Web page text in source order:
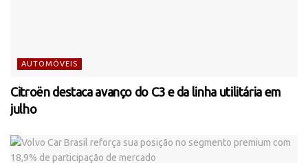
AUTOMÓVEIS
Citroën destaca avanço do C3 e da linha utilitária em
julho